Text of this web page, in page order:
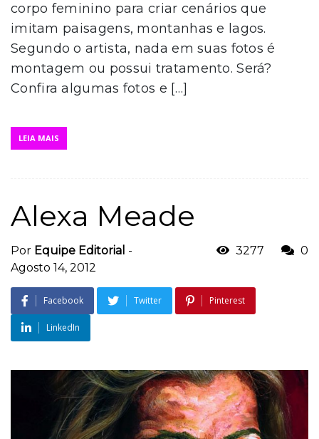
corpo feminino para criar cenários que
imitam paisagens, montanhas e lagos.
Segundo o artista, nada em suas fotos é
montagem ou possui tratamento. Será?
Confira algumas fotos e […]
LEIA MAIS
Alexa Meade
Por Equipe Editorial -
Agosto 14, 2012
3277 0
Facebook Twitter Pinterest
LinkedIn